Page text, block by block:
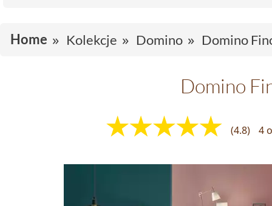
Home Kolekcje Domino Domino
Domino
(4.8) 4